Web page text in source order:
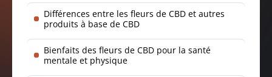
Différences entre les fleurs de CBD et autres
produits à base de CBD
Bienfaits des fleurs de CBD pour la santé
mentale et physique